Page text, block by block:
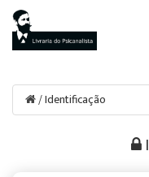
/Identificação